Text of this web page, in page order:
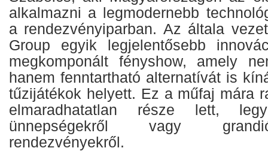
alkalmazni a legmodernebb
a rendezvényiparban. Az általa
Group egyik legjelentősebb
megkomponált fényshow, amely
hanem fenntartható alternatívát is
tűzijátékok helyett. Ez a műfaj mára
elmaradhatatlan része lett,
ünnepségekről vagy
rendezvényekről.